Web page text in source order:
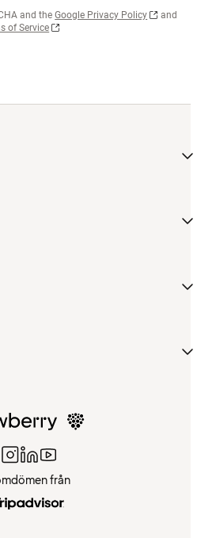
and the Google Privacy Policy
and
of Service
från